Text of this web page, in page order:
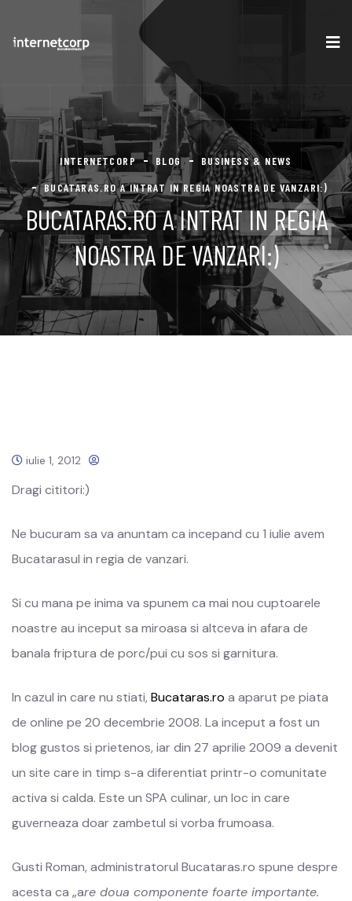
INTERNETCORP BLOG
BUSINESS & NEWS
BUCATARAS.RO A INTRAT IN REGIA NOASTRA DE VANZARI:)
BUCATARAS.RO A INTRAT IN REGIA
NOASTRA DE VANZARI:)
iulie 1, 2012
Dragi cititori:)
Ne bucuram sa va anuntam ca incepand cu 1 iulie avem
Bucatarasul in regia de vanzari.
Si cu mana pe inima va spunem ca mai nou cuptoarele
noastre au inceput sa miroasa si altceva in afara de
banala friptura de porc/pui cu sos si garnitura.
In cazul in care nu stiati, Bucataras.ro a aparut pe piata
de online pe 20 decembrie 2008. La inceput a fost un
blog gustos si prietenos, iar din 27 aprilie 2009 a devenit
un site care in timp s-a diferentiat printr-o comunitate
activa si calda. Este un SPA culinar, un loc in care
guverneaza doar zambetul si vorba frumoasa.
Gusti Roman, administratorul Bucataras.ro spune despre
acesta ca „are doua componente foarte importante.